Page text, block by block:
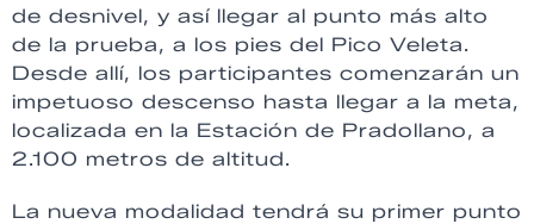
de desnivel, y así llegar al punto más alto
de la prueba, a los pies del Pico Veleta.
Desde allí, los participantes comenzarán un
impetuoso descenso hasta llegar a la meta,
localizada en la Estación de Pradollano, a
2.100 metros de altitud.
La nueva modalidad tendrá su primer punto